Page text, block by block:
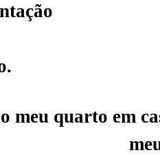
meu quarto em